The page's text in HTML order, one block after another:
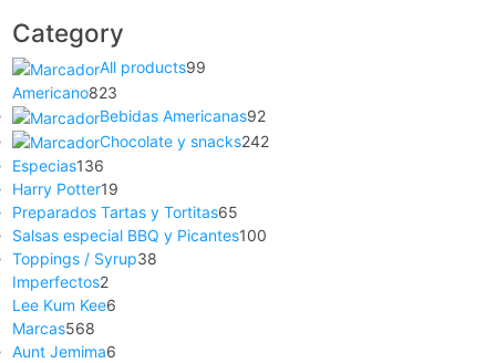
Category
All products99
Americano823
Bebidas Americanas92
Chocolate y snacks242
Especias136
Harry Potter19
Preparados Tartas y Tortitas65
Salsas especial BBQ y Picantes100
Toppings / Syrup38
Imperfectos2
Lee Kum Kee6
Marcas568
Aunt Jemima6